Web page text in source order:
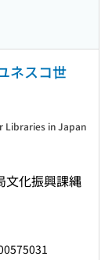
ネスコ世
文化振興課縄
Libraries in Japan